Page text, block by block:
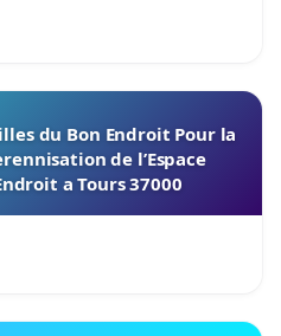
du Bon Endroit Pour la
de l’Espace
a Tours 37000